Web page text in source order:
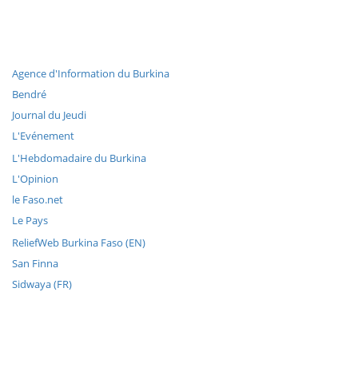
Agence d'Information du Burkina
Bendré
Journal du Jeudi
L'Evénement
L'Hebdomadaire du Burkina
L'Opinion
le Faso.net
Le Pays
ReliefWeb Burkina Faso (EN)
San Finna
Sidwaya (FR)